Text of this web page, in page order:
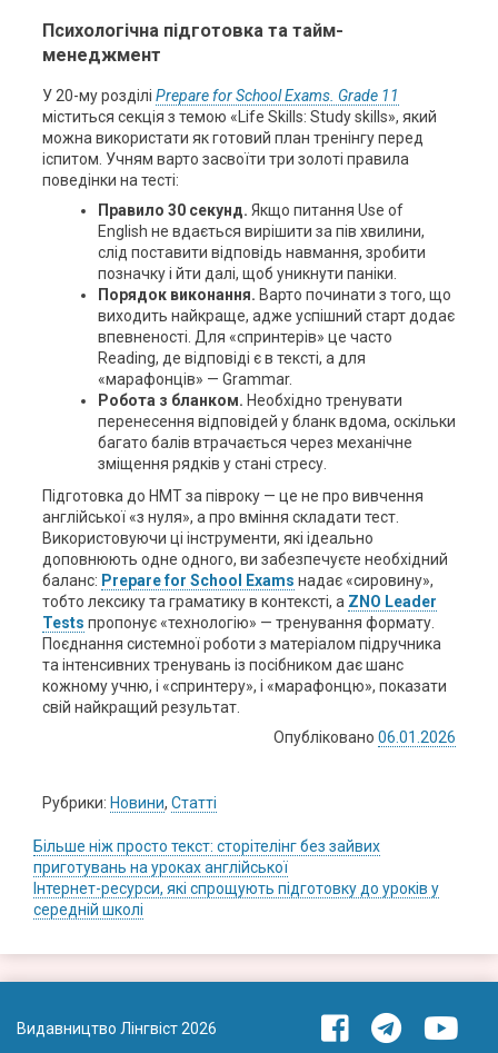
Психологічна підготовка та тайм-
менеджмент
У 20-му розділі Prepare for School Exams. Grade 11
міститься секція з темою «Life Skills: Study skills», який
можна використати як готовий план тренінгу перед
іспитом. Учням варто засвоїти три золоті правила
поведінки на тесті:
Правило 30 секунд. Якщо питання Use of
English не вдається вирішити за пів хвилини,
слід поставити відповідь навмання, зробити
позначку і йти далі, щоб уникнути паніки.
Порядок виконання. Варто починати з того, що
виходить найкраще, адже успішний старт додає
впевненості. Для «спринтерів» це часто
Reading, де відповіді є в тексті, а для
«марафонців» — Grammar.
Робота з бланком. Необхідно тренувати
перенесення відповідей у бланк вдома, оскільки
багато балів втрачається через механічне
зміщення рядків у стані стресу.
Підготовка до НМТ за півроку — це не про вивчення
англійської «з нуля», а про вміння складати тест.
Використовуючи ці інструменти, які ідеально
доповнюють одне одного, ви забезпечуєте необхідний
баланс: Prepare for School Exams надає «сировину»,
тобто лексику та граматику в контексті, а ZNO Leader
Tests пропонує «технологію» — тренування формату.
Поєднання системної роботи з матеріалом підручника
та інтенсивних тренувань із посібником дає шанс
кожному учню, і «спринтеру», і «марафонцю», показати
свій найкращий результат.
Опубліковано06.01.2026
Рубрики: Новини, Статті
Навігація
записів
Більше ніж просто текст: сторітелінг без зайвих
приготувань на уроках англійської
Інтернет-ресурси, які спрощують підготовку до уроків у
середній школі
Видавництво Лінгвіст 2026